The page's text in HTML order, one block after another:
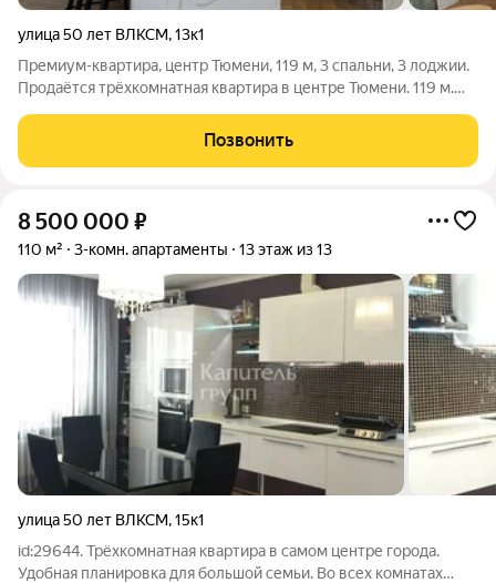
улица 50 лет ВЛКСМ,13к1
Премиум-квартира, центр Тюмени, 119 м, 3 спальни, 3 лоджии.
Продаётся трёхкомнатная квартира в центре Тюмени. 119 м.
Полная готовность к проживанию. Полная шумоизоляция стен
и потолка.
Позвонить
8 500 000 ₽
110 м² 3-комн. апартаменты 13 этаж из 13
улица 50 лет ВЛКСМ,15к1
id:29644. Трёхкомнатная квартира в самом центре города.
Удобная планировка для большой семьи. Во всех комнатах